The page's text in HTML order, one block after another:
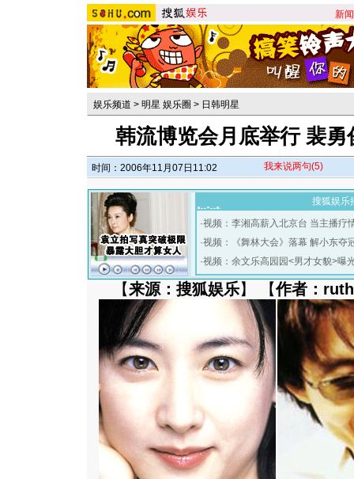
新闻
娱乐频道 > 明星 娱乐圈 > 日韩明星
韩流博览会月底举行 裴
时间：2006年11月07日11:02 我来说两句(5)
搜狐娱乐
·视频：李湘高薪入北京台 当主播疗
·视频：《舞林大会》落幕 解小东夺
·视频：余文乐高园园<男才女貌>曝
【来源：搜狐娱乐】 【作者：ruth